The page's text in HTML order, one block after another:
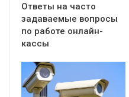
Ответы на часто
задаваемые вопросы
по работе онлайн-
кассы